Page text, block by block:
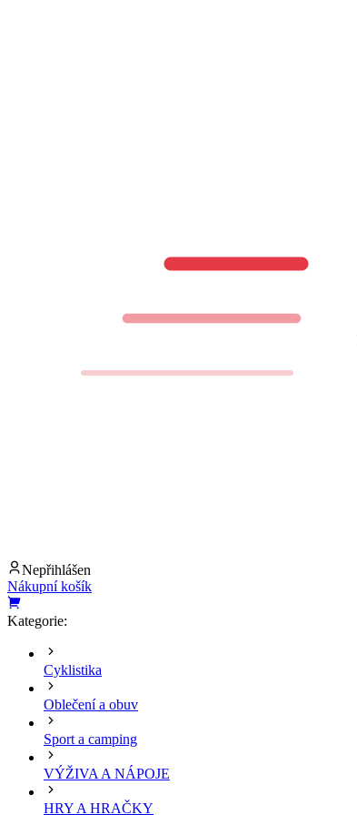
Nepřihlášen
Nákupní košík
Kategorie:
Cyklistika
Oblečení a obuv
Sport a camping
VÝŽIVA A NÁPOJE
HRY A HRAČKY